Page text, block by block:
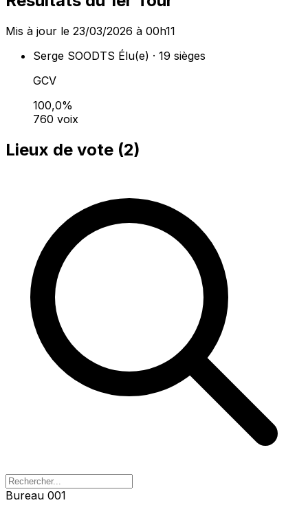
Mis à jour le 23/03/2026 à 00h11
Serge SOODTS Élu(e) · 19 sièges
GCV
100,0%
760 voix
Lieux de vote (2)
Bureau 001